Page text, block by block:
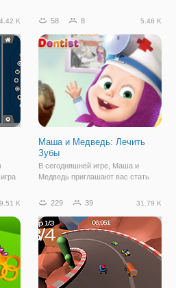
выходит замуж! Красотка хочет
своей мечты, и ей нужны ваши
навыки планировщика! Ведь,
только вы сможете сделать все
4.42 K 58 8 5.46 K
Маша и Медведь: Лечить
Зубы
В сегодняшней игре, Маша и
Медведь приглашают вас стать
будет очень увлекательно и
примером увидите как не нужно
делать, чтобы сохранить ваши
зубки в идеальном
9.51 K 229 39 31.79 K